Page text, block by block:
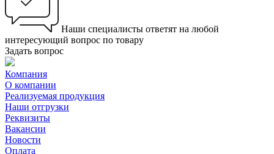
Наши специалисты ответят на любой
интересующий вопрос по товару
Задать вопрос
Компания
О компании
Реализуемая продукция
Наши отгрузки
Реквизиты
Вакансии
Новости
Оплата